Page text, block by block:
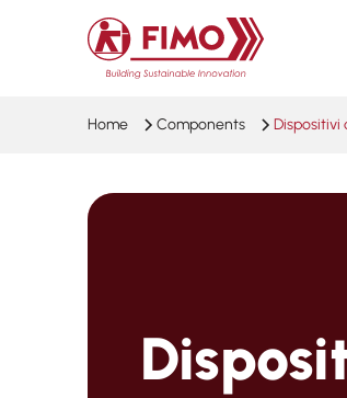
Torna alla pagina iniziale
Home Components Dispositivi